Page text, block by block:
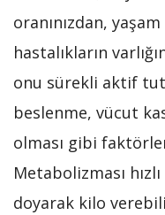
oranınızdan,
hastalıkların
onu sürekli aktif
beslenme, vücut
olması gibi
Metabolizması
doyarak kilo